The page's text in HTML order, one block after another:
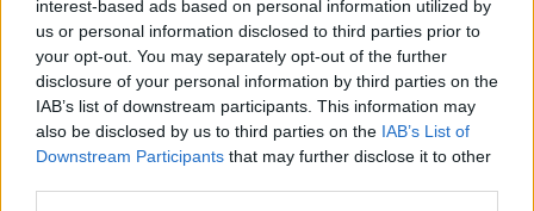
interest-based ads based on personal information utilized by
us or personal information disclosed to third parties prior to
your opt-out. You may separately opt-out of the further
disclosure of your personal information by third parties on the
IAB’s list of downstream participants. This information may
also be disclosed by us to third parties on the IAB’s List of
Downstream Participants that may further disclose it to other
Szolnok